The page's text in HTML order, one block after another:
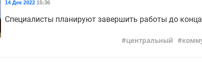
14 Дек 2022 15:36
Специалисты планируют завершить работы до
центральный